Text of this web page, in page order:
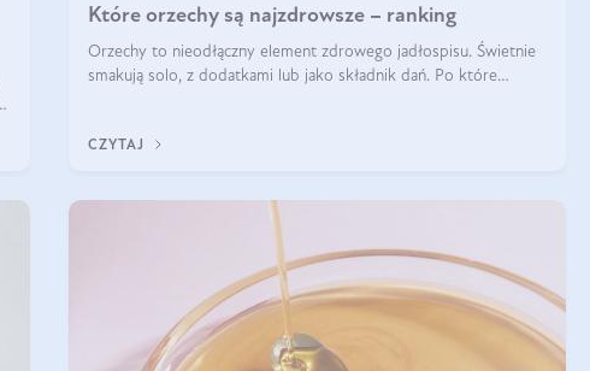
Które orzechy są najzdrowsze – ranking
Orzechy to nieodłączny element zdrowego jadłospisu. Świetnie
smakują solo, z dodatkami lub jako składnik dań. Po które
CZYTAJ